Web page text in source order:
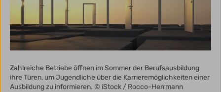
Zahlreiche Betriebe öffnen im Sommer der Berufsausbildung
ihre Türen, um Jugendliche über die Karrieremöglichkeiten einer
Ausbildung zu informieren. © iStock / Rocco-Herrmann